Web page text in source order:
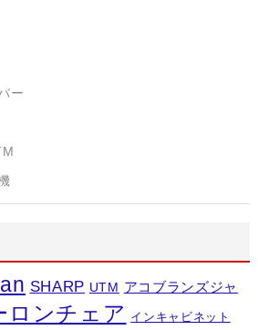
ー
SHARP UTM アコブランズジャ
ロンチェア インキャビネット